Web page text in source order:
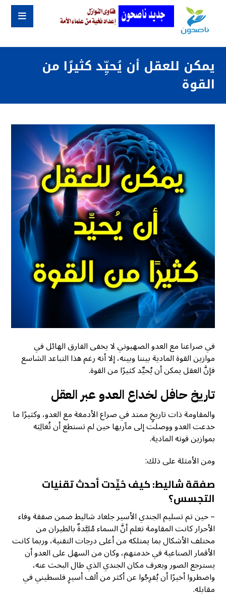
يمكن للعقل أن يُحيِّد كثيرًا من
القوة
في صراعنا مع العدو الصهيوني لا يخفى الفارق الهائل في
موازين القوة المادية بيننا وبينه، إلا أنه رغم هذا التباعد الشاسع
فإنَّ العقل يمكن أن يُحيِّد كثيرًا من القوة.
تاريخ حافل لخداع العدو عبر العقل
والمقاومة ذات تاريخٍ ممتد في صراع الأدمغة مع العدو، وكثيرًا ما
خدعت العدو ووصلت إلى مآربها حين لم تستطع أن تُغالِبَه
بموازين قوته المادية.
ومن الأمثلة على ذلك:
صفقة شاليط: كيف حُيِّدت أحدث تقنيات
التجسس؟
– حين تم تسليم الجندي الأسير جلعاد شاليط ضمن صفقة وفاء
الأحرار كانت المقاومة تعلم أنَّ السماء مُلبَّدةٌ بالطيران من
مختلف الأشكال بما يمتلكه من أعلى درجات التقنية، وربما كانت
الأقمار الصناعية في خدمتهم، وكان من السهل على العدو أن
يسترجع الصور ويعرف مكان الجندي الذي طال البحث عنه،
واضطروا أخيرًا أن يُفرِجُوا عن أكثر من ألف أسيرٍ فلسطيني في
مقابله.